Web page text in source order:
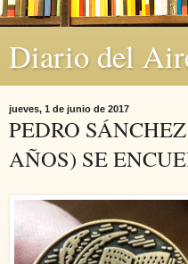
Diario del
jueves, 1 de junio de 2017
PEDRO
AÑOS) SE